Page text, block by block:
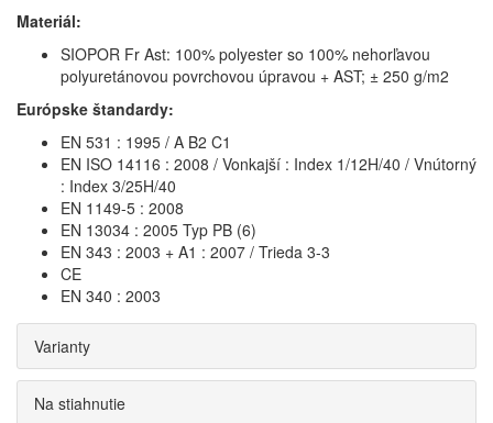
Materiál:
SIOPOR Fr Ast: 100% polyester so 100% nehorľavou
polyuretánovou povrchovou úpravou + AST; ± 250 g/m2
Európske štandardy:
EN 531 : 1995 / A B2 C1
EN ISO 14116 : 2008 / Vonkajší : Index 1/12H/40 / Vnútorný
: Index 3/25H/40
EN 1149-5 : 2008
EN 13034 : 2005 Typ PB (6)
EN 343 : 2003 + A1 : 2007 / Trieda 3-3
CE
EN 340 : 2003
Varianty
Na stiahnutie